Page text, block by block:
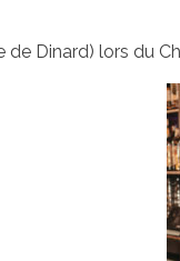
de Dinard) lors du